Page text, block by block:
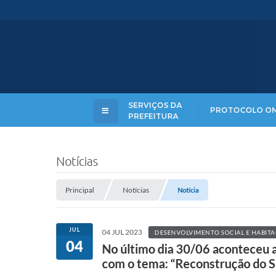
SERVIÇOS DA
PREFEITURA
PROTOCOLO
Notícias
Principal Notícias Notícia
JUL
04
04 JUL 2023 DESENVOLVIMENTO SOCIAL E
No último dia 30/06 aconteceu
com o tema: “Reconstrução do